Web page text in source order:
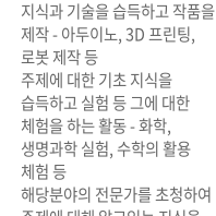
지식과 기술을 습득하고 작품을
제작 - 아두이노, 3D 프린팅,
로봇 제작 등
주제에 대한 기초 지식을
습득하고 실험 등 그에 대한
체험을 하는 활동 - 화학,
생명과학 실험, 수학의 활용
체험 등
해당분야의 전문가를 초청하여